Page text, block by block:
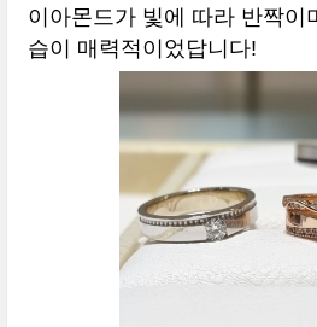
이아몬드가 빛에 따라 반짝이
습이 매력적이었답니다!